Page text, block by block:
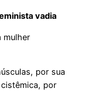
vadia
mulher
por sua
por